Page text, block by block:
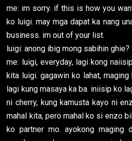
me: im sorry. if this is how you
ko luigi. may mga dapat ka nang
business. im out of your list.
luigi: anong ibig mong sabihin ghie?
me: luigi, everyday, lagi kong
kita luigi. gagawin ko lahat,
lagi kung masaya ka ba. iniisip ko
ni cherry, kung kamusta kayo ni
mahal kita, pero mahal ko si enzo
ko partner mo. ayokong maging